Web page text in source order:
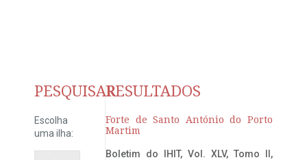
PESQUISAR
Escolha
uma ilha:
RESULTADOS
Forte de Santo António do Porto
Martim
Boletim do IHIT, Vol. XLV, Tomo II,